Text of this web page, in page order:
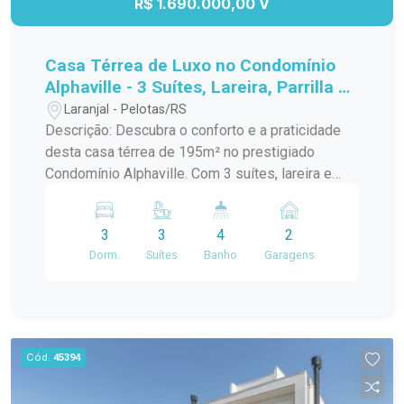
R$ 1.690.000,00 V
Casa Térrea de Luxo no Condomínio
Alphaville - 3 Suítes, Lareira, Parrilla e
195m²
Laranjal - Pelotas/RS
Descrição: Descubra o conforto e a praticidade
desta casa térrea de 195m² no prestigiado
Condomínio Alphaville. Com 3 suítes, lareira e
um estilo de vida sofisticado em um ambiente
seguro e tranquilo. Características Principais:
195m² de Área Construída: Ampla e bem
privacidade para toda a família. Lareira: Sala de
estar aconchegante com lareira, ideal para
momentos de relaxamento nos dias mais frios.
3
Dorm.
3
Suítes
4
Banho
2
Garagens
Cód. 45394